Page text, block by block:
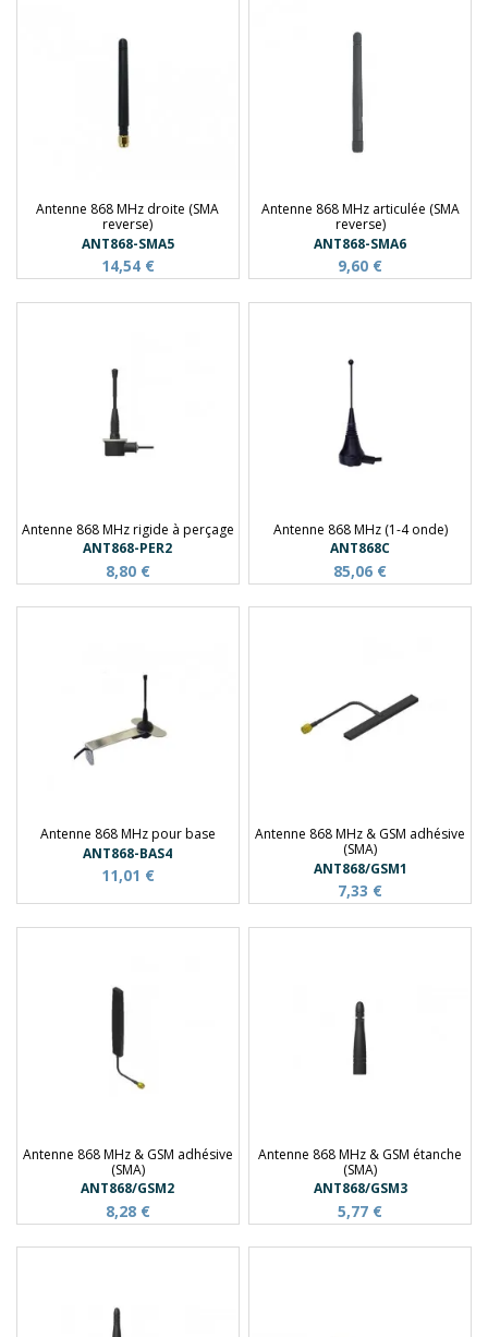
Antenne 868 MHz droite (SMA
reverse)
ANT868-SMA5
14,54 €
Antenne 868 MHz articulée (SMA
reverse)
ANT868-SMA6
9,60 €
Antenne 868 MHz rigide à perçage
ANT868-PER2
8,80 €
Antenne 868 MHz (1-4 onde)
ANT868C
85,06 €
Antenne 868 MHz pour base
ANT868-BAS4
11,01 €
Antenne 868 MHz & GSM adhésive
(SMA)
ANT868/GSM1
7,33 €
Antenne 868 MHz & GSM adhésive
(SMA)
ANT868/GSM2
8,28 €
Antenne 868 MHz & GSM étanche
(SMA)
ANT868/GSM3
5,77 €